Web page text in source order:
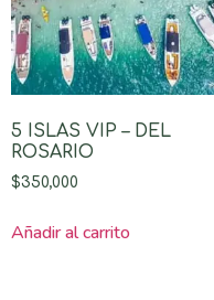
5 ISLAS VIP – DEL
ROSARIO
$350,000
Añadir al carrito